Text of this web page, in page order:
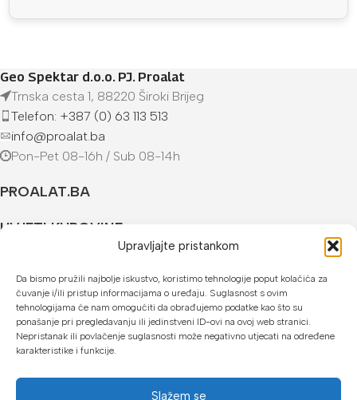
Upravljajte pristankom
Da bismo pružili najbolje iskustvo, koristimo tehnologije poput kolačića za
čuvanje i/ili pristup informacijama o uređaju. Suglasnost s ovim
tehnologijama će nam omogućiti da obrađujemo podatke kao što su
ponašanje pri pregledavanju ili jedinstveni ID-ovi na ovoj web stranici.
Nepristanak ili povlačenje suglasnosti može negativno utjecati na određene
karakteristike i funkcije.
Slažem se
Geo Spektar d.o.o. PJ. Proalat
Trnska cesta 1, 88220 Široki Brijeg
Telefon: +387 (0) 63 113 513
info@proalat.ba
Pon-Pet 08-16h / Sub 08-14h
PROALAT.BA
UVJETI KUPOVINE
U našoj web trgovini možete platiti:
Kreditnim karticama jednokratno ili do 24 rate
Općom uplatnicom, virmanom, internet bankarstvom
Gotovinom prilikom preuzimanja